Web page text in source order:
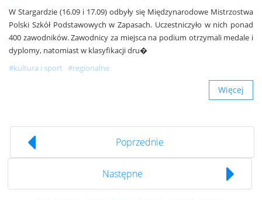
W Stargardzie (16.09 i 17.09) odbyły się Międzynarodowe Mistrzostwa
Polski Szkół Podstawowych w Zapasach. Uczestniczyło w nich ponad
400 zawodników. Zawodnicy za miejsca na podium otrzymali medale i
dyplomy, natomiast w klasyfikacji dru�
#kultura i sport #regionalne
Więcej
Poprzednie
Następne